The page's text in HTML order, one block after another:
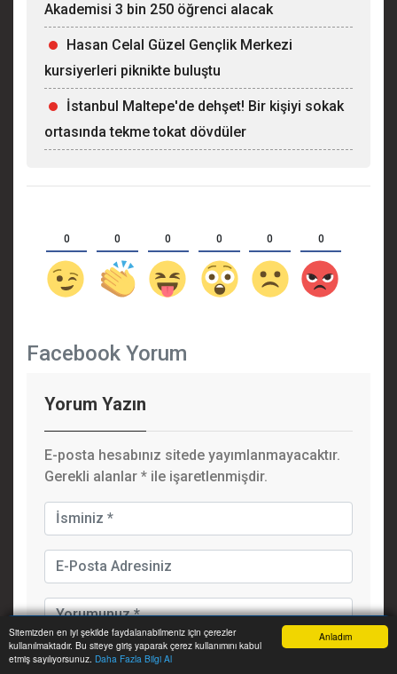
Anladım
Sitemizden en iyi şekilde faydalanabilmeniz için çerezler
kullanılmaktadır. Bu siteye giriş yaparak çerez kullanımını kabul
etmiş sayılıyorsunuz. Daha Fazla Bilgi Al
Akademisi 3 bin 250 öğrenci alacak
Hasan Celal Güzel Gençlik Merkezi
kursiyerleri piknikte buluştu
İstanbul Maltepe'de dehşet! Bir kişiyi sokak
ortasında tekme tokat dövdüler
0 0 0 0 0 0
Facebook Yorum
Yorum Yazın
E-posta hesabınız sitede yayımlanmayacaktır.
Gerekli alanlar * ile işaretlenmişdir.
Anasayfa Yazarlar Haber Ara İhbar Hattı Menu